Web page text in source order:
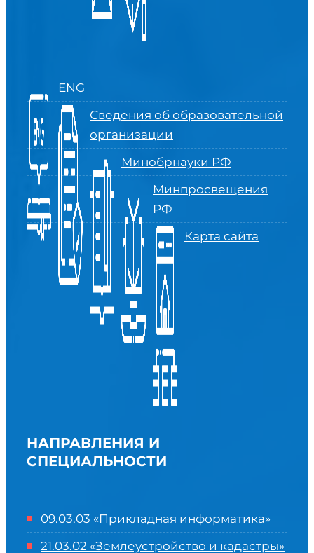
ENG
Сведения об образовательной
организации
Минобрнауки РФ
Минпросвещения
РФ
Карта сайта
НАПРАВЛЕНИЯ И
СПЕЦИАЛЬНОСТИ
09.03.03 «Прикладная информатика»
21.03.02 «Землеустройство и кадастры»